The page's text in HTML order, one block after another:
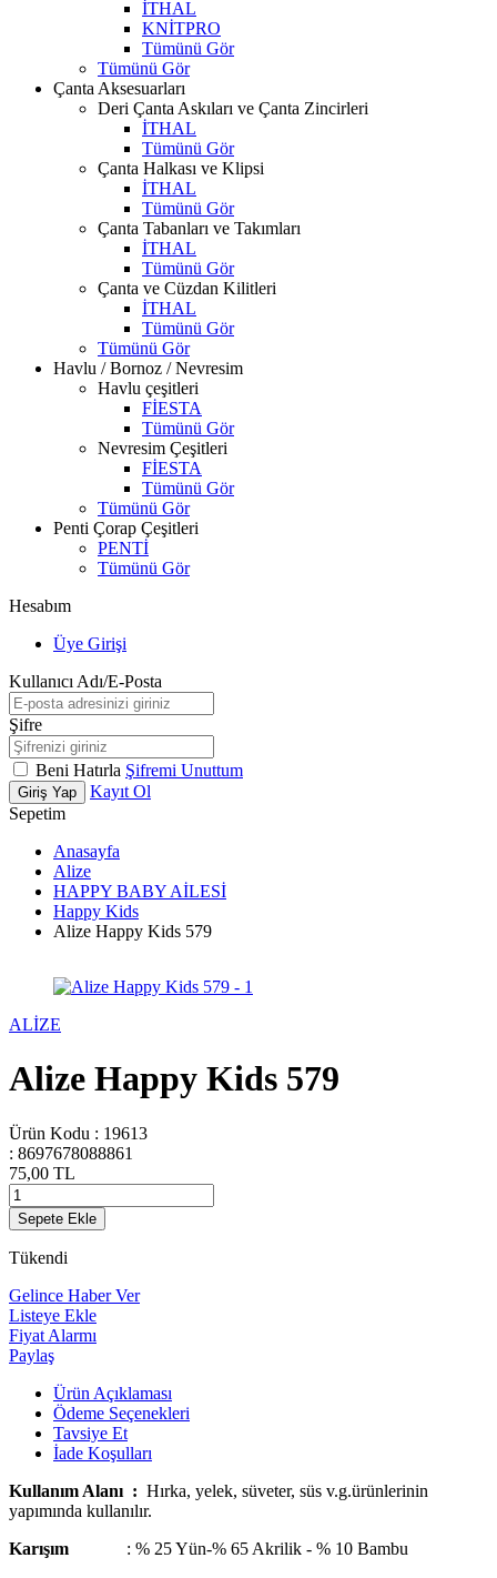
İTHAL
KNİTPRO
Tümünü Gör
Tümünü Gör
Çanta Aksesuarları
Deri Çanta Askıları ve Çanta Zincirleri
İTHAL
Tümünü Gör
Çanta Halkası ve Klipsi
İTHAL
Tümünü Gör
Çanta Tabanları ve Takımları
İTHAL
Tümünü Gör
Çanta ve Cüzdan Kilitleri
İTHAL
Tümünü Gör
Tümünü Gör
Havlu / Bornoz / Nevresim
Havlu çeşitleri
FİESTA
Tümünü Gör
Nevresim Çeşitleri
FİESTA
Tümünü Gör
Tümünü Gör
Penti Çorap Çeşitleri
PENTİ
Tümünü Gör
Hesabım
Üye Girişi
Kullanıcı Adı/E-Posta
Şifre
Beni Hatırla Şifremi Unuttum
Giriş Yap
Kayıt Ol
Sepetim
Anasayfa
Alize
HAPPY BABY AİLESİ
Happy Kids
Alize Happy Kids 579
ALİZE
Alize Happy Kids 579
Ürün Kodu : 19613
: 8697678088861
75,00 TL
Sepete Ekle
Tükendi
Gelince Haber Ver
Listeye Ekle
Fiyat Alarmı
Paylaş
Ürün Açıklaması
Ödeme Seçenekleri
Tavsiye Et
İade Koşulları
Kullanım Alanı : Hırka, yelek, süveter, süs v.g.ürünlerinin
yapımında kullanılır.
Karışım
: % 25 Yün-% 65 Akrilik - % 10 Bambu